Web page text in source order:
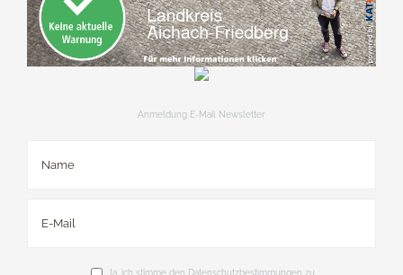
Anmeldung E-Mail Newsletter
Ja, ich stimme den Datenschutzbestimmungen zu.